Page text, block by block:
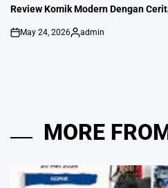
IN
Review Komik Modern Dengan
on
May 24, 2026
Posted
admin
MORE